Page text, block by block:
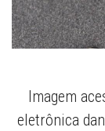
Imagem
eletrônica